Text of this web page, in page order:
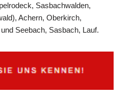
Sasbachwalden,
Achern, Oberkirch,
Seebach, Sasbach, Lauf.